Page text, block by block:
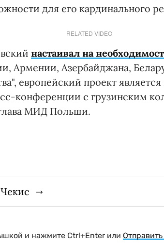
для его кардинального
RELATED VIDEO
настаивал на
Армении, Азербайджана,
европейский проект
конференции с грузинским
МИД Польши.
и нажмите Ctrl+Enter или